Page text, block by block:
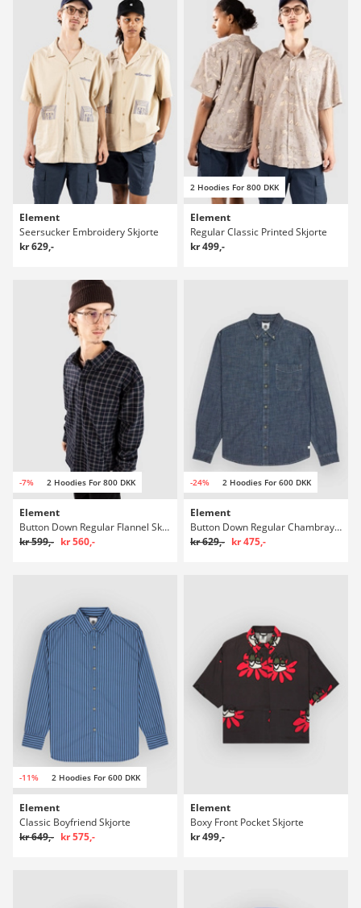
Element
Seersucker Embroidery Skjorte
kr 629,-
2 Hoodies For 800 DKK
Element
Regular Classic Printed Skjorte
kr 499,-
-7% 2 Hoodies For 800 DKK
Element
Button Down Regular Flannel Skjorte
kr 599,- kr 560,-
-24% 2 Hoodies For 600 DKK
Element
Button Down Regular Chambray Skjorte
kr 629,- kr 475,-
-11% 2 Hoodies For 600 DKK
Element
Classic Boyfriend Skjorte
kr 649,- kr 575,-
Element
Boxy Front Pocket Skjorte
kr 499,-